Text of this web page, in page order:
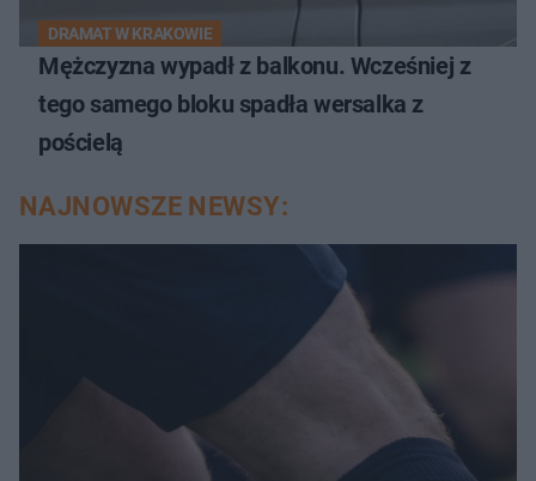
DRAMAT W KRAKOWIE
Mężczyzna wypadł z balkonu. Wcześniej z
tego samego bloku spadła wersalka z
pościelą
NAJNOWSZE NEWSY: